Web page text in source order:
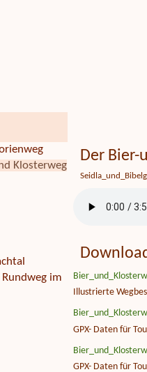
Klosterweg
im
Der Bier-
Illustrierte
GPX- Daten für
GPX- Daten für